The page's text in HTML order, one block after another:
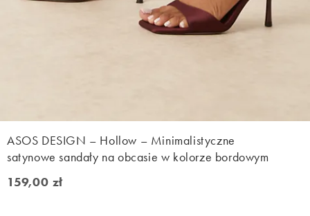
ASOS DESIGN – Hollow – Minimalistyczne
satynowe sandały na obcasie w kolorze bordowym
159,00 zł
159,00 zł